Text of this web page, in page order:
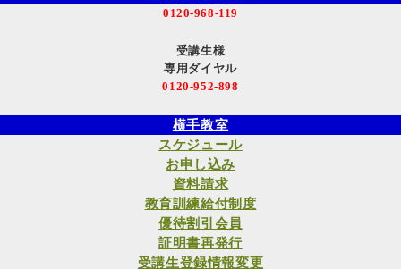
0120-968-119
受講生様
専用ダイヤル
0120-952-898
横手教室
スケジュール
お申し込み
資料請求
教育訓練給付制度
優待割引会員
証明書再発行
受講生登録情報変更